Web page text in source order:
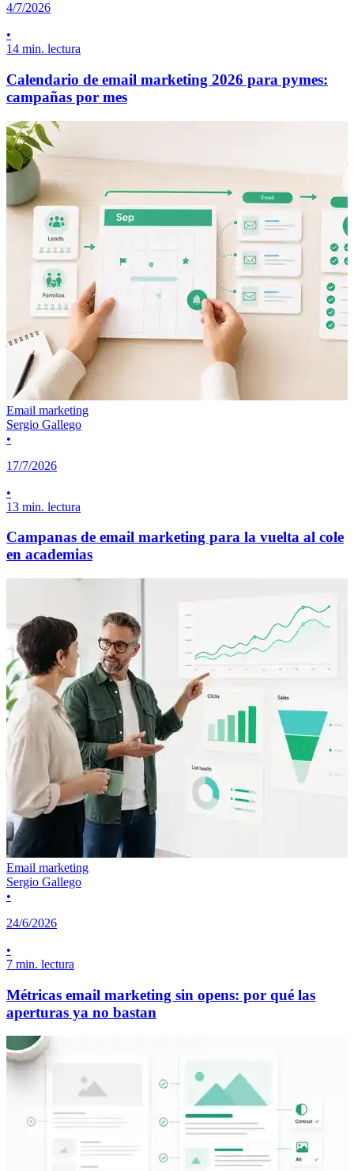
4/7/2026
•
14 min. lectura
Calendario de email marketing 2026 para pymes:
campañas por mes
Email marketing
Sergio Gallego
•
17/7/2026
•
13 min. lectura
Campanas de email marketing para la vuelta al cole
en academias
Email marketing
Sergio Gallego
•
24/6/2026
•
7 min. lectura
Métricas email marketing sin opens: por qué las
aperturas ya no bastan